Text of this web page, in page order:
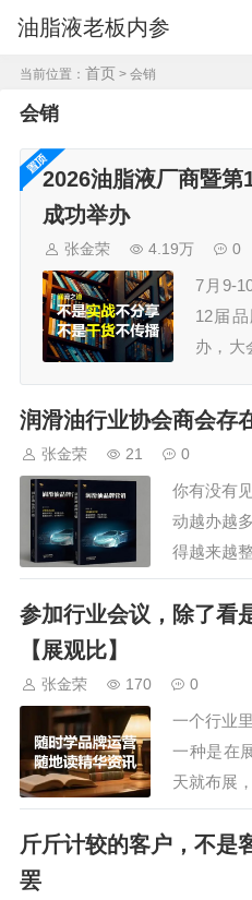
油脂液老板内参
当前位置： 首页 > 会销
会销
2026油脂液厂商暨
成功举办
张金荣 4.19万 0
7月9-
12届
办，大
司、
会还安
牌，占
种润滑
润滑油行业协会商会存
张金荣 21 0
你有没有
动越办越
得越来越
台下的会
来回回就
是自己协
参加行业会议，除了看
【展观比】
张金荣 170 0
一个行业
一种是在
天就布展
在酒店举
大都是
斤斤计较的客户，不是
罢